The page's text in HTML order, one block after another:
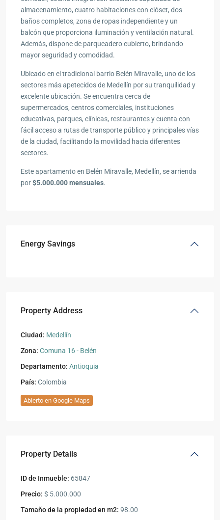
almacenamiento, cuatro habitaciones con clóset, dos
baños completos, zona de ropas independiente y un
balcón que proporciona iluminación y ventilación natural.
Además, dispone de parqueadero cubierto, brindando
mayor seguridad y comodidad.
Ubicado en el tradicional barrio Belén Miravalle, uno de los
sectores más apetecidos de Medellín por su tranquilidad y
excelente ubicación. Se encuentra cerca de
supermercados, centros comerciales, instituciones
educativas, parques, clínicas, restaurantes y cuenta con
fácil acceso a rutas de transporte público y principales vías
de la ciudad, facilitando la movilidad hacia diferentes
sectores.
Este apartamento en Belén Miravalle, Medellín, se arrienda
por$5.000.000 mensuales.
Energy Savings
Property Address
Ciudad: Medellín
Zona: Comuna 16 - Belén
Departamento: Antioquia
País: Colombia
Abierto en Google Maps
Property Details
ID de Inmueble: 65847
Precio: $ 5.000.000
Tamaño de la propiedad en m2: 98.00